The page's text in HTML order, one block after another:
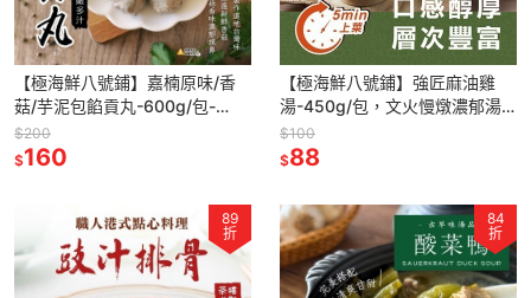
【極海鮮八號鋪】嘉楠原味/香
菇/芋泥包餡貢丸-600g/包-
ISO22000、HACCP驗證✔️選
用上等新鮮豬肉
$200
$160
【極海鮮八號鋪】強匠麻油雞
湯-450g/包，文火慢燉濃郁湯
頭，口感純粹，滿滿精華、料好
實在！
$100
$88
89
折
84
折